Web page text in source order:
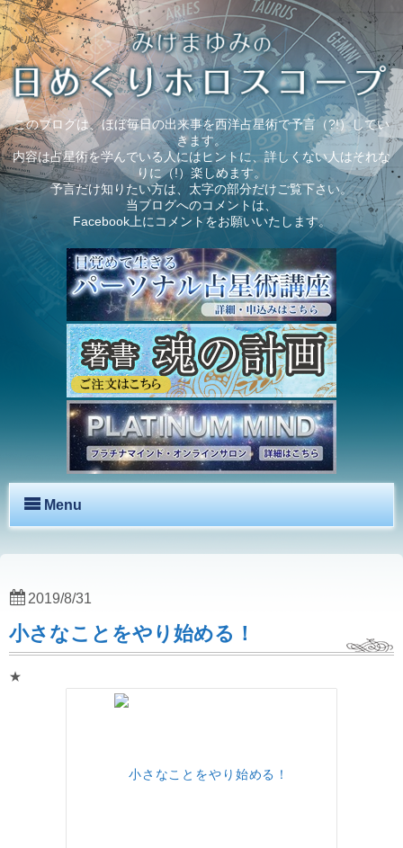
このブログは、ほぼ毎日の出来事を西洋占星術で予言（?!）してい
きます。
内容は占星術を学んでいる人にはヒントに、詳しくない人はそれな
りに（!）楽しめます。
予言だけ知りたい方は、太字の部分だけご覧下さい。
当ブログへのコメントは、
Facebook上にコメントをお願いいたします。
Menu
小さなことをやり始める！
★
2019/8/31